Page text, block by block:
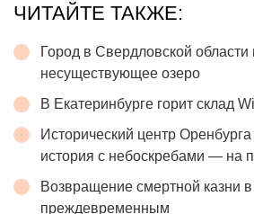
ЧИТАЙТЕ ТАКЖЕ:
Город в Свердловской области
несуществующее озеро
В Екатеринбурге горит склад
Исторический центр
история с небоскребами — на
Возвращение смертной казни
преждевременным